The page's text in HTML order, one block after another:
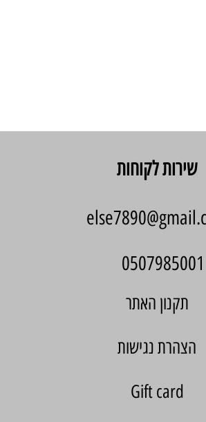
שירות לקוחות
0507985001
הצהרת נגישות
Gift card